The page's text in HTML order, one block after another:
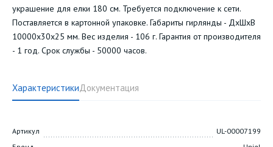
украшение для елки 180 см. Требуется подключение к сети.
Поставляется в картонной упаковке. Габариты гирлянды - ДхШхВ
10000х30х25 мм. Вес изделия - 106 г. Гарантия от производителя
- 1 год. Срок службы - 50000 часов.
ХарактеристикиДокументация
Артикул
UL-00007199